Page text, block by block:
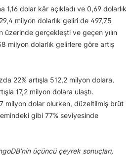
1,16 dolar kâr açıkladı ve 0,69 dolarlık
milyon dolarlık geliri de 497,75
üzerinde gerçekleşti ve geçen yılın
milyon dolarlık gelirlere göre artış
22% artışla 512,2 milyon dolara,
17,2 milyon dolara ulaştı.
milyon dolar olurken, düzeltilmiş brüt
gibi 77% seviyesinde
üçüncü çeyrek sonuçları,